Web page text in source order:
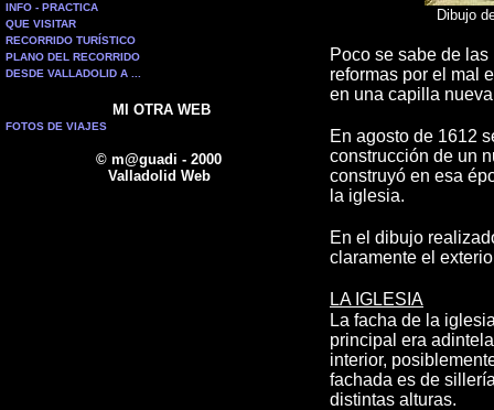
INFO - PRACTICA
QUE VISITAR
RECORRIDO TURÍSTICO
PLANO DEL RECORRIDO
DESDE VALLADOLID A ...
MI OTRA WEB
FOTOS DE VIAJES
© m@guadi - 2000
Valladolid Web
Dibujo
Poco se sabe de
reformas por el mal
en una capilla
En agosto de 1612
construcción de un
construyó en esa
la iglesia.
En el dibujo
claramente el
LA IGLESIA
La facha de la
principal era
interior,
fachada es de
distintas alturas.